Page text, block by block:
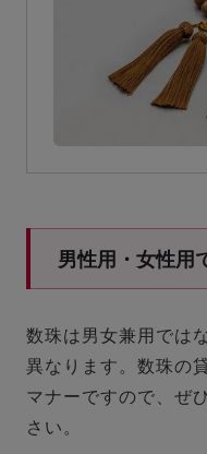
男性用・女性用
数珠は男女兼用では
異なります。数珠の
マナーですので、ぜ
さい。